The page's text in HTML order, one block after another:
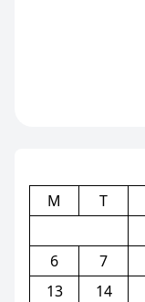
M
T
6
7
13
14